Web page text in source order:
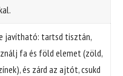
javítható: tartsd tisztán,
fa és föld elemet (zöld,
és zárd az ajtót, csukd